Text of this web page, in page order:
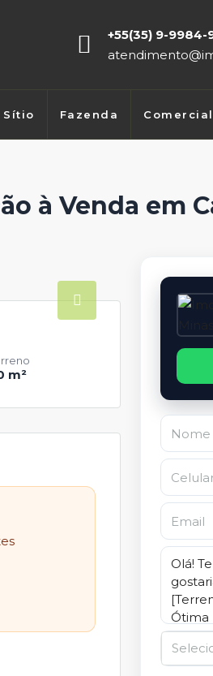
+55(35) 9-9984-
Sítio Fazenda Comercial
à Venda em
m²